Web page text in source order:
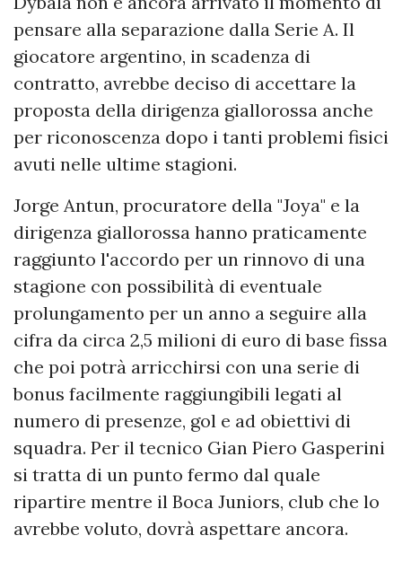
pensare alla separazione dalla Serie A. Il
giocatore argentino, in scadenza di
contratto, avrebbe deciso di accettare la
proposta della dirigenza giallorossa anche
per riconoscenza dopo i tanti problemi fisici
avuti nelle ultime stagioni.
Jorge Antun, procuratore della "Joya" e la
dirigenza giallorossa hanno praticamente
raggiunto l'accordo per un rinnovo di una
stagione con possibilità di eventuale
prolungamento per un anno a seguire alla
cifra da circa 2,5 milioni di euro di base fissa
che poi potrà arricchirsi con una serie di
bonus facilmente raggiungibili legati al
numero di presenze, gol e ad obiettivi di
squadra. Per il tecnico Gian Piero Gasperini
si tratta di un punto fermo dal quale
ripartire mentre il Boca Juniors, club che lo
avrebbe voluto, dovrà aspettare ancora.